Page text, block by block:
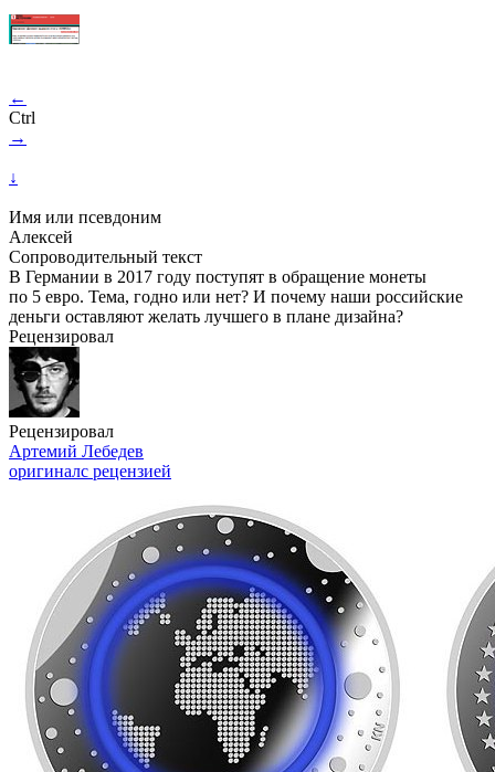
←
Ctrl
→
↓
Имя или псевдоним
Алексей
Сопроводительный текст
В Германии в 2017 году поступят в обращение монеты
по 5 евро. Тема, годно или нет? И почему наши российские
деньги оставляют желать лучшего в плане дизайна?
Рецензировал
Рецензировал
Артемий Лебедев
оригиналс рецензией